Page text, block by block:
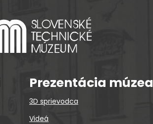
Prezentácia múzea
3D sprievodca
Videá